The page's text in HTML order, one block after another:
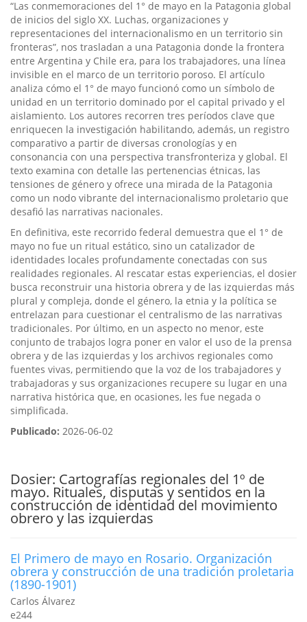
“Las conmemoraciones del 1° de mayo en la Patagonia global
de inicios del siglo XX. Luchas, organizaciones y
representaciones del internacionalismo en un territorio sin
fronteras”, nos trasladan a una Patagonia donde la frontera
entre Argentina y Chile era, para los trabajadores, una línea
invisible en el marco de un territorio poroso. El artículo
analiza cómo el 1° de mayo funcionó como un símbolo de
unidad en un territorio dominado por el capital privado y el
aislamiento. Los autores recorren tres períodos clave que
enriquecen la investigación habilitando, además, un registro
comparativo a partir de diversas cronologías y en
consonancia con una perspectiva transfronteriza y global. El
texto examina con detalle las pertenencias étnicas, las
tensiones de género y ofrece una mirada de la Patagonia
como un nodo vibrante del internacionalismo proletario que
desafió las narrativas nacionales.
En definitiva, este recorrido federal demuestra que el 1° de
mayo no fue un ritual estático, sino un catalizador de
identidades locales profundamente conectadas con sus
realidades regionales. Al rescatar estas experiencias, el dosier
busca reconstruir una historia obrera y de las izquierdas más
plural y compleja, donde el género, la etnia y la política se
entrelazan para cuestionar el centralismo de las narrativas
tradicionales. Por último, en un aspecto no menor, este
conjunto de trabajos logra poner en valor el uso de la prensa
obrera y de las izquierdas y los archivos regionales como
fuentes vivas, permitiendo que la voz de los trabajadores y
trabajadoras y sus organizaciones recupere su lugar en una
narrativa histórica que, en ocasiones, les fue negada o
simplificada.
Publicado: 2026-06-02
Dosier: Cartografías regionales del 1º de
mayo. Rituales, disputas y sentidos en la
construcción de identidad del movimiento
obrero y las izquierdas
El Primero de mayo en Rosario. Organización
obrera y construcción de una tradición proletaria
(1890-1901)
Carlos Álvarez
e244